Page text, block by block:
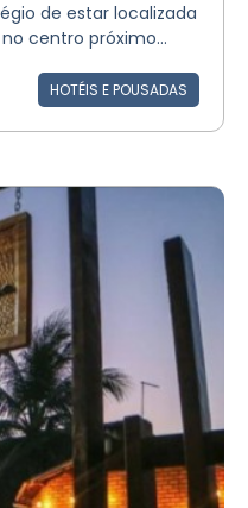
de estar localizada
centro próximo...
HOTÉIS E POUSADAS